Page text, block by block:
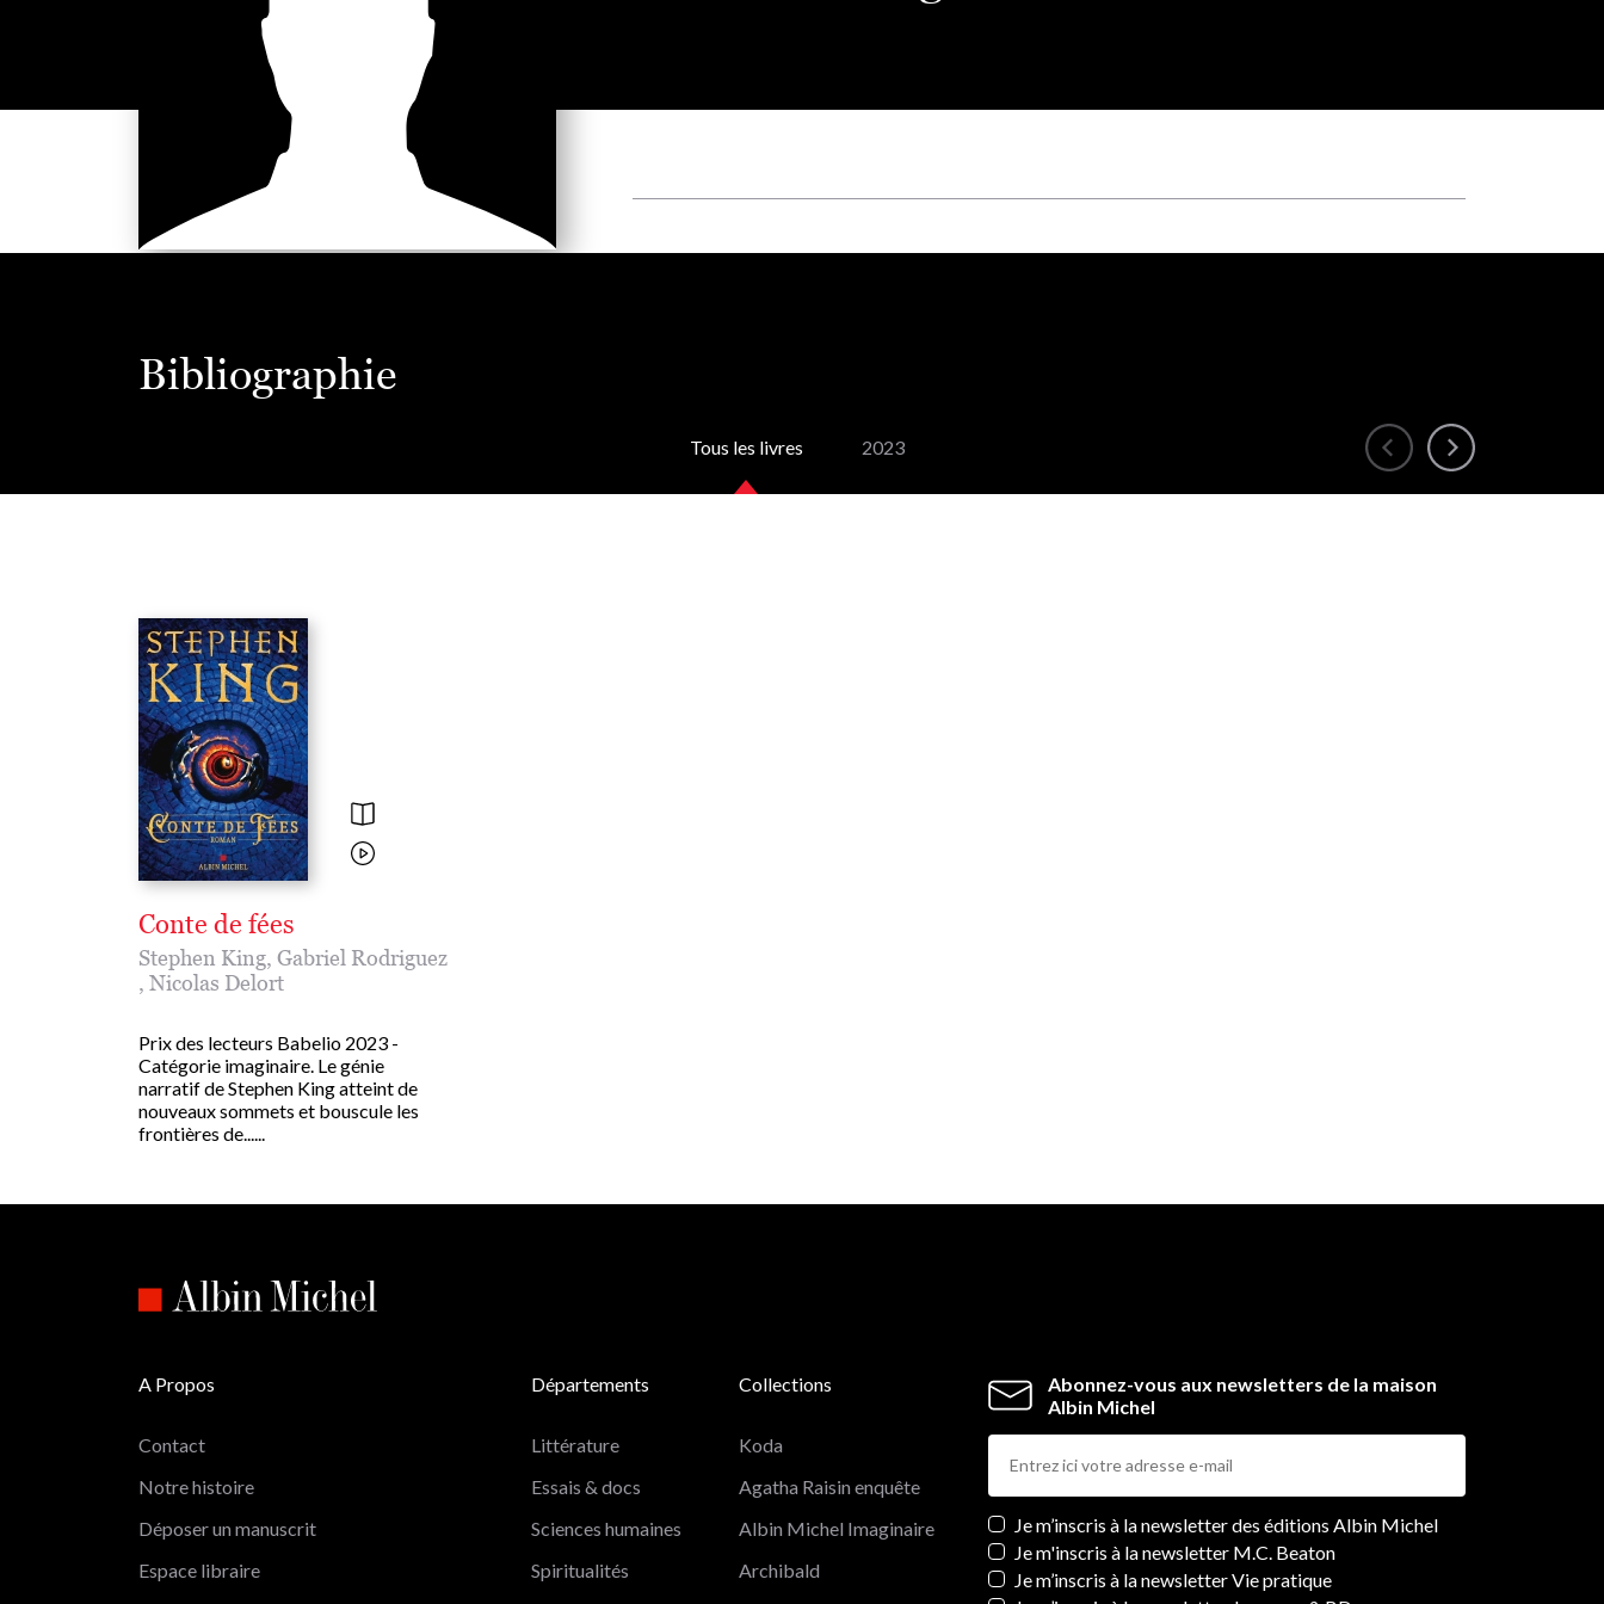
Bibliographie
Tous les livres 2023
Conte de fées
Stephen King, Gabriel Rodriguez
, Nicolas Delort
Prix des lecteurs Babelio 2023 -
Catégorie imaginaire. Le génie
narratif de Stephen King atteint de
nouveaux sommets et bouscule les
frontières de......
Abonnez-vous aux newsletters de la maison
Albin Michel
Newsletters
Je m’inscris à la newsletter des éditions Albin Michel
Je m'inscris à la newsletter M.C. Beaton
Je m’inscris à la newsletter Vie pratique
A Propos
Contact
Notre histoire
Déposer un manuscrit
Espace libraire
Départements
Littérature
Essais & docs
Sciences humaines
Spiritualités
Collections
Koda
Agatha Raisin enquête
Albin Michel Imaginaire
Archibald